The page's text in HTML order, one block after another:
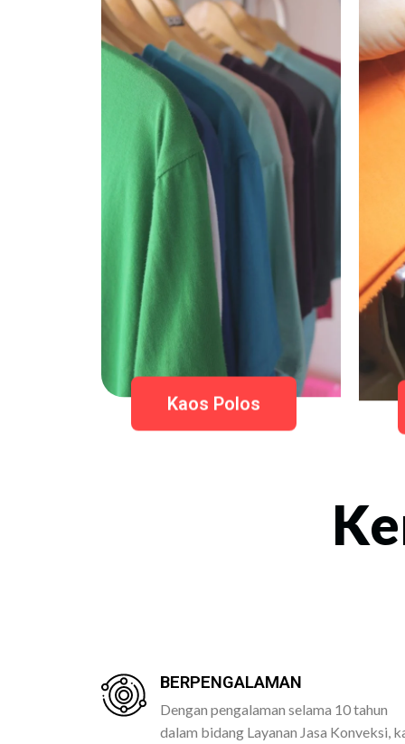
Kaos Polos
BERPENGALAMAN
Dengan pengalaman selama 10 tahun
dalam bidang Layanan Jasa Konveksi,